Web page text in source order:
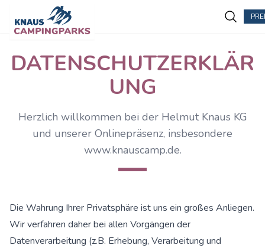
DATENSCHUTZERKLÄR
UNG
Herzlich willkommen bei der Helmut Knaus KG
und unserer Onlinepräsenz, insbesondere
www.knauscamp.de.
Die Wahrung Ihrer Privatsphäre ist uns ein großes Anliegen.
Wir verfahren daher bei allen Vorgängen der
Datenverarbeitung (z.B. Erhebung, Verarbeitung und